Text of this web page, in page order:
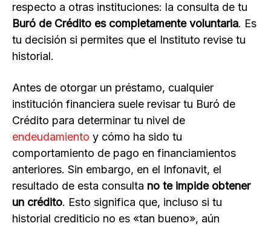
respecto a otras instituciones: la consulta de tu
Buró de Crédito es completamente voluntaria. Es
tu decisión si permites que el Instituto revise tu
historial.
Antes de otorgar un préstamo, cualquier
institución financiera suele revisar tu Buró de
Crédito para determinar tu nivel de
endeudamiento y cómo ha sido tu
comportamiento de pago en financiamientos
anteriores. Sin embargo, en el Infonavit, el
resultado de esta consulta no te impide obtener
un crédito. Esto significa que, incluso si tu
historial crediticio no es «tan bueno», aún